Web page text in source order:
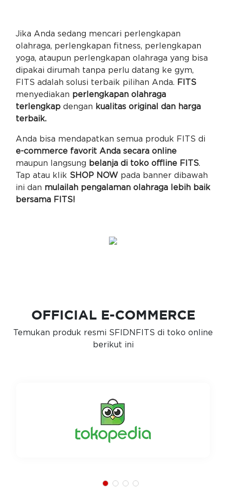
Jika Anda sedang mencari perlengkapan
olahraga, perlengkapan fitness, perlengkapan
yoga, ataupun perlengkapan olahraga yang bisa
dipakai dirumah tanpa perlu datang ke gym,
FITS adalah solusi terbaik pilihan Anda. FITS
menyediakan perlengkapan olahraga
terlengkapdengan kualitas original dan harga
terbaik.
Anda bisa mendapatkan semua produk FITS di
e-commerce favorit Anda secara online
maupun langsung belanja di toko offline FITS.
Tap atau klik SHOP NOW pada banner dibawah
ini dan mulailah pengalaman olahraga lebih baik
bersama FITS!
OFFICIAL E-COMMERCE
Temukan produk resmi SFIDNFITS di toko online
berikut ini